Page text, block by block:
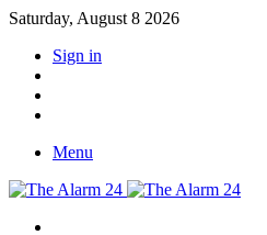
Saturday, August 8 2026
Sign in
Menu